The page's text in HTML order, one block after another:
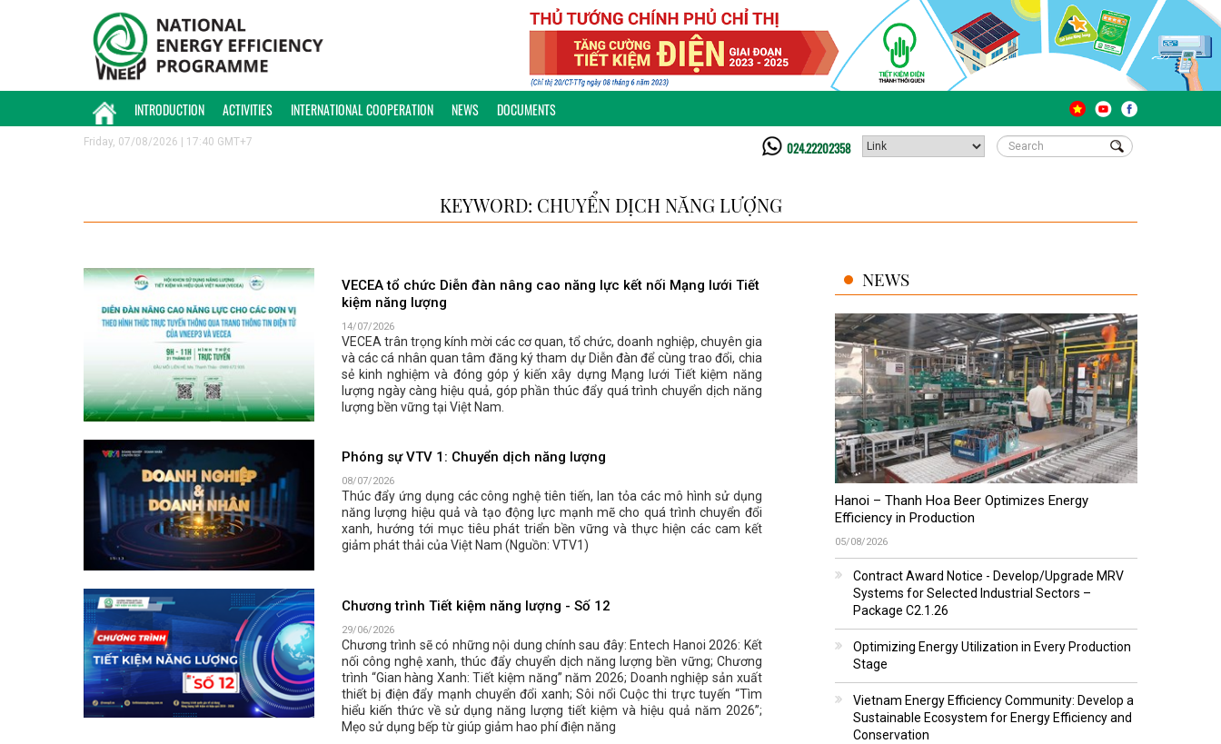
INTRODUCTION ACTIVITIES INTERNATIONAL COOPERATION NEWS DOCUMENTS
Friday, 07/08/2026 | 17:40 GMT+7 024.22202358
KEYWORD: CHUYỂN DỊCH NĂNG LƯỢNG
VECEA tổ chức Diễn đàn nâng cao năng lực kết nối Mạng lưới Tiết
kiệm năng lượng
14/07/2026
VECEA trân trọng kính mời các cơ quan, tổ chức, doanh nghiệp, chuyên gia
và các cá nhân quan tâm đăng ký tham dự Diễn đàn để cùng trao đổi, chia
sẻ kinh nghiệm và đóng góp ý kiến xây dựng Mạng lưới Tiết kiệm năng
lượng ngày càng hiệu quả, góp phần thúc đẩy quá trình chuyển dịch năng
lượng bền vững tại Việt Nam.
Phóng sự VTV 1: Chuyển dịch năng lượng
08/07/2026
Thúc đẩy ứng dụng các công nghệ tiên tiến, lan tỏa các mô hình sử dụng
năng lượng hiệu quả và tạo động lực mạnh mẽ cho quá trình chuyển đổi
xanh, hướng tới mục tiêu phát triển bền vững và thực hiện các cam kết
giảm phát thải của Việt Nam (Nguồn: VTV1)
Chương trình Tiết kiệm năng lượng - Số 12
29/06/2026
Chương trình sẽ có những nội dung chính sau đây: Entech Hanoi 2026: Kết
nối công nghệ xanh, thúc đẩy chuyển dịch năng lượng bền vững; Chương
trình “Gian hàng Xanh: Tiết kiệm năng” năm 2026; Doanh nghiệp sản xuất
thiết bị điện đẩy mạnh chuyển đổi xanh; Sôi nổi Cuộc thi trực tuyến “Tìm
hiểu kiến thức về sử dụng năng lượng tiết kiệm và hiệu quả năm 2026”;
Mẹo sử dụng bếp từ giúp giảm hao phí điện năng
NEWS
Hanoi – Thanh Hoa Beer Optimizes Energy
Efficiency in Production
05/08/2026
Contract Award Notice - Develop/Upgrade MRV
Systems for Selected Industrial Sectors –
Package C2.1.26
Optimizing Energy Utilization in Every Production
Stage
Vietnam Energy Efficiency Community: Develop a
Sustainable Ecosystem for Energy Efficiency and
Conservation